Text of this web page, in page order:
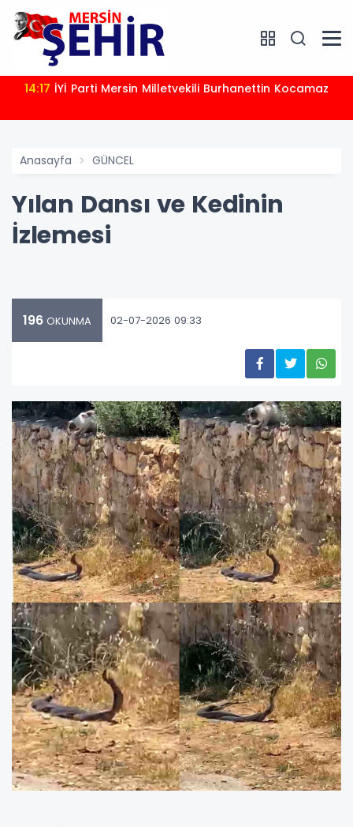
14:17 İYİ Parti Mersin Milletvekili Burhanettin Kocamaz
Anasayfa GÜNCEL
Yılan Dansı ve Kedinin
İzlemesi
196 OKUNMA 02-07-2026 09:33